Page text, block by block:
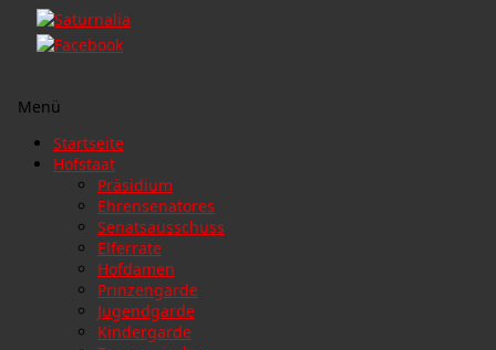
Menü
Zum
Inhalt
Startseite
Hofstaat
Präsidium
Ehrensenatores
Senatsausschuss
Elferräte
Hofdamen
Prinzengarde
Jugendgarde
Kindergarde